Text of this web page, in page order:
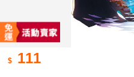
111